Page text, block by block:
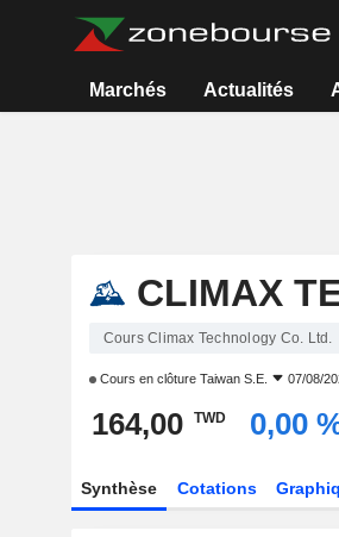
Marchés Actualités
CLIMAX
Cours Climax Technology Co. Ltd.
Cours en clôture Taiwan S.E. 07/08/
164,00 TWD 0,00
Synthèse Cotations